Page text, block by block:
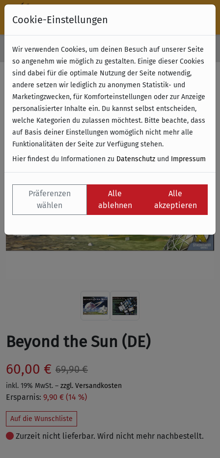
Kostenloser Versand & Retoure ab 49 € (innerhalb Deutschlands)
Beyond the Sun (DE)
60,00 € 69,90 €
inkl. 19% MwSt. – zzgl. Versandkosten
Ersparnis: 9,90 € (14 %)
Auf die Wunschliste
Zurzeit nicht lieferbar. Wird nicht mehr nachbestellt.
Cookie-Einstellungen
Wir verwenden Cookies, um deinen Besuch auf unserer Seite
so angenehm wie möglich zu gestalten. Einige dieser Cookies
sind dabei für die optimale Nutzung der Seite notwendig,
andere setzen wir lediglich zu anonymen Statistik- und
Marketingzwecken, für Komforteinstellungen oder zur Anzeige
personalisierter Inhalte ein. Du kannst selbst entscheiden,
welche Kategorien du zulassen möchtest. Bitte beachte, dass
auf Basis deiner Einstellungen womöglich nicht mehr alle
Funktionalitäten der Seite zur Verfügung stehen.
Hier findest du Informationen zu Datenschutz und Impressum
Präferenzen
wählen
Alle
ablehnen
Alle
akzeptieren